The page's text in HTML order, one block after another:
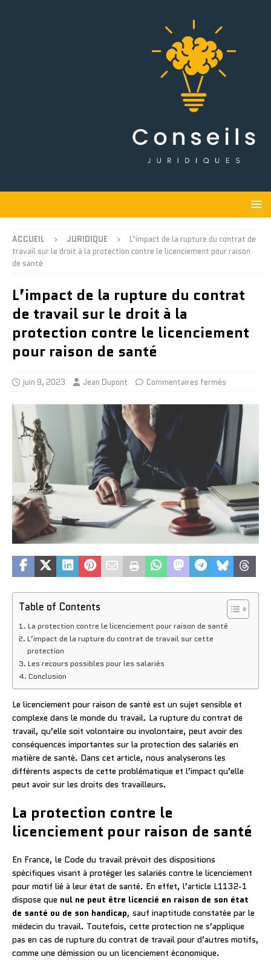
ACCUEIL JURIDIQUE
L’impact de la rupture du contrat de
travail sur le droit à la protection contre le licenciement pour raison
de santé
L’impact de la rupture du contrat
de travail sur le droit à la
protection contre le licenciement
pour raison de santé
juin 9, 2023 Jean Dupont Commentaires fermés
Table of Contents
La protection contre le licenciement pour raison de santé
L’impact de la rupture du contrat de travail sur cette
protection
Les recours possibles pour les salariés
Conclusion
Le licenciement pour raison de santé est un sujet sensible et
complexe dans le monde du travail. La rupture du contrat de
travail, qu’elle soit volontaire ou involontaire, peut avoir des
conséquences importantes sur la protection des salariés en
matière de santé. Dans cet article, nous analyserons les
différents aspects de cette problématique et l’impact qu’elle
peut avoir sur les droits des travailleurs.
La protection contre le
licenciement pour raison de santé
En France, le Code du travail prévoit des dispositions
spécifiques visant à protéger les salariés contre le licenciement
pour motif lié à leur état de santé. En effet, l’article L1132-1
dispose que nul ne peut être licencié en raison de son état
de santé ou de son handicap, sauf inaptitude constatée par le
médecin du travail. Toutefois, cette protection ne s’applique
pas en cas de rupture du contrat de travail pour d’autres motifs,
comme une démission ou un licenciement économique.